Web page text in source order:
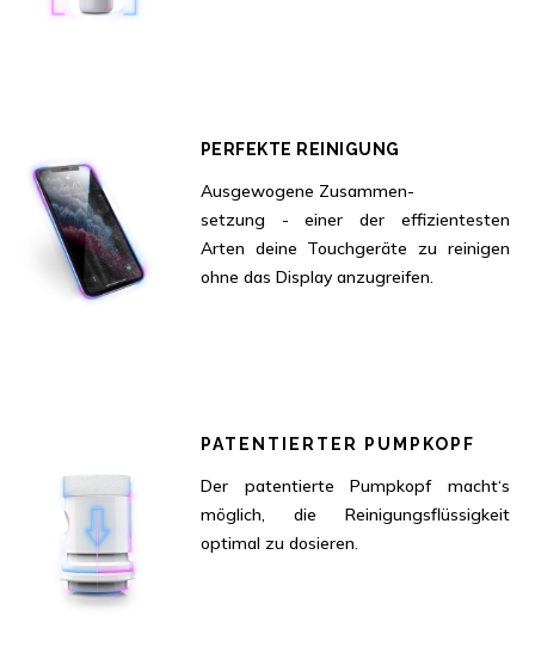
PERFEKTE REINIGUNG
Ausgewogene Zusammen-
setzung - einer der effizientesten
Arten deine Touchgeräte zu reinigen
ohne das Display anzugreifen.
PATENTIERTER PUMPKOPF
Der patentierte Pumpkopf macht‘s
möglich, die Reinigungsflüssigkeit
optimal zu dosieren.